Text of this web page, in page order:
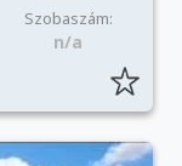
Szobaszám:
n/a